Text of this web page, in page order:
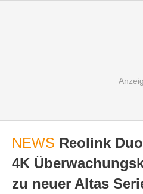
NEWS Reolink
4K
zu neuer Altas